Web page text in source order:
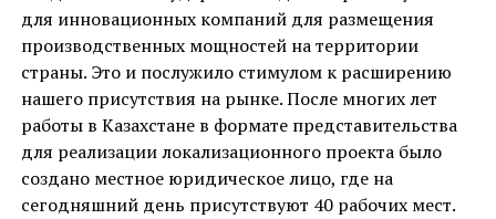
для инновационных компаний для размещения
производственных мощностей на территории
страны. Это и послужило стимулом к расширению
нашего присутствия на рынке. После многих лет
работы в Казахстане в формате представительства
для реализации локализационного проекта было
создано местное юридическое лицо, где на
сегодняшний день присутствуют 40 рабочих мест.